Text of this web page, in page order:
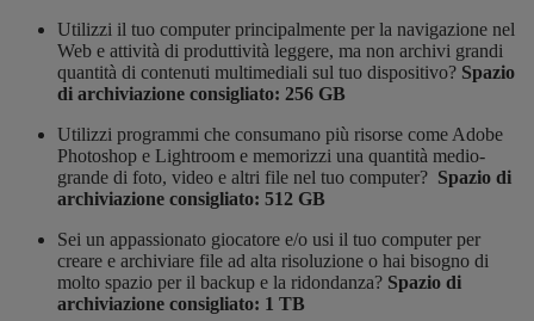
Utilizzi il tuo computer principalmente per la navigazione nel
Web e attività di produttività leggere, ma non archivi grandi
quantità di contenuti multimediali sul tuo dispositivo? Spazio
di archiviazione consigliato: 256 GB
Utilizzi programmi che consumano più risorse come Adobe
Photoshop e Lightroom e memorizzi una quantità medio-
grande di foto, video e altri file nel tuo computer? Spazio di
archiviazione consigliato: 512 GB
Sei un appassionato giocatore e/o usi il tuo computer per
creare e archiviare file ad alta risoluzione o hai bisogno di
molto spazio per il backup e la ridondanza? Spazio di
archiviazione consigliato: 1 TB